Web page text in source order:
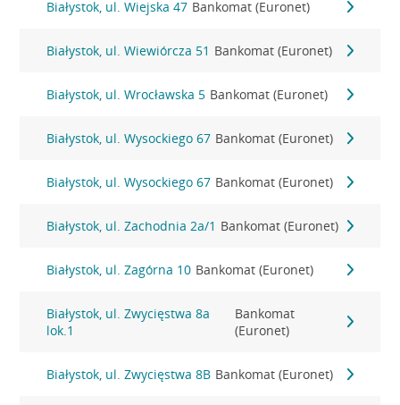
Białystok, ul. Wiejska 47 Bankomat (Euronet)
Białystok, ul. Wiewiórcza 51 Bankomat (Euronet)
Białystok, ul. Wrocławska 5 Bankomat (Euronet)
Białystok, ul. Wysockiego 67 Bankomat (Euronet)
Białystok, ul. Wysockiego 67 Bankomat (Euronet)
Białystok, ul. Zachodnia 2a/1 Bankomat (Euronet)
Białystok, ul. Zagórna 10 Bankomat (Euronet)
Białystok, ul. Zwycięstwa 8a
lok.1
Bankomat
(Euronet)
Białystok, ul. Zwycięstwa 8B Bankomat (Euronet)